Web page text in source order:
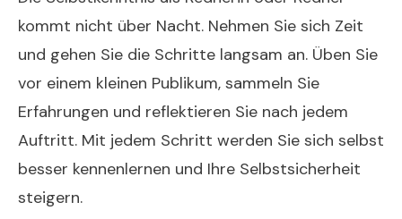
kommt nicht über Nacht. Nehmen Sie sich Zeit
und gehen Sie die Schritte langsam an. Üben Sie
vor einem kleinen Publikum, sammeln Sie
Erfahrungen und reflektieren Sie nach jedem
Auftritt. Mit jedem Schritt werden Sie sich selbst
besser kennenlernen und Ihre Selbstsicherheit
steigern.